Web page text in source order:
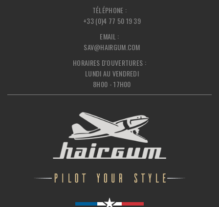
TÉLÉPHONE :
+33 (0)4 77 50 19 39
EMAIL :
SAV@HAIRGUM.COM
HORAIRES D'OUVERTURES :
LUNDI AU VENDREDI
8H00 - 17H00